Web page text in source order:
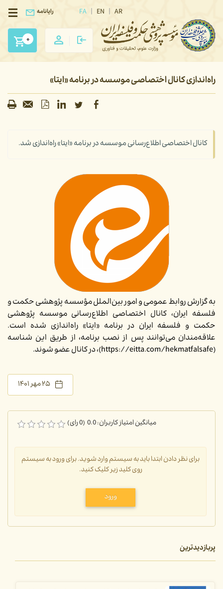
FA EN AR رایانامه
0
راه‌اندازی کانال اختصاصی موسسه در برنامه «ایتا»
کانال اختصاصی اطلاع‌رسانی موسسه در برنامه «ایتا» راه‌اندازی شد.
به گزارش روابط عمومی و امور بین‌الملل مؤسسه پژوهشی حکمت و
فلسفه ایران، کانال اختصاصی اطلاع‌رسانی موسسه پژوهشی
حکمت و فلسفه ایران در برنامه «ایتا» راه‌اندازی شده است.
علاقه‎‌مندان می‌توانند پس از نصب برنامه، از طریق این شناسه
(https://eitta.com/hekmatfalsafe)، در کانال عضو شوند.
۲۵ مهر ۱۴۰۱
میانگین امتیاز کاربران: 0.0 (0 رای)
برای نظر دادن ابتدا باید به سیستم وارد شوید. برای ورود به سیستم
روی کلید زیر کلیک کنید.
ورود
پربازدیدترین